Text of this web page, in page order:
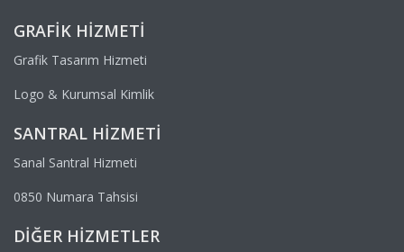
GRAFIK HIZMETI
Grafik Tasarım Hizmeti
Logo & Kurumsal Kimlik
SANTRAL HIZMETI
Sanal Santral Hizmeti
0850 Numara Tahsisi
DIĞER HIZMETLER